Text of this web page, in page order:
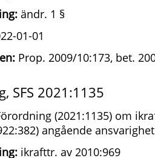
ändr. 1 §
01-01
Prop. 2009/10:173, bet.
SFS 2021:1135
(2021:1135) om
angående
ikrafttr. av 2010:969